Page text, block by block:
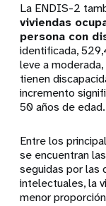
La ENDIS-2
viviendas
persona con
identificada,
leve a
tienen
incremento
50 años de edad.
Entre los
se encuentran
seguidas por las
intelectuales, la
menor